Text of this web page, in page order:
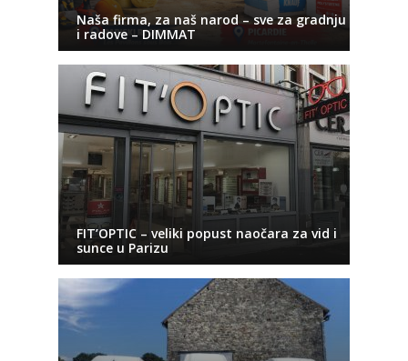
Naša firma, za naš narod – sve za gradnju
i radove – DIMMAT
FIT’OPTIC – veliki popust naočara za vid i
sunce u Parizu